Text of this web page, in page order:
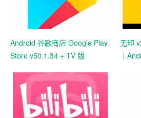
Android 谷歌商店 Google Play
Store v50.1.34 + TV 版
用游戏下载与数字内容中心
无印
｜